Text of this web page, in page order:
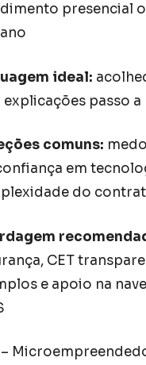
presencial
ideal:
explicações passo a
comuns:
em
do
CET
e apoio na
–